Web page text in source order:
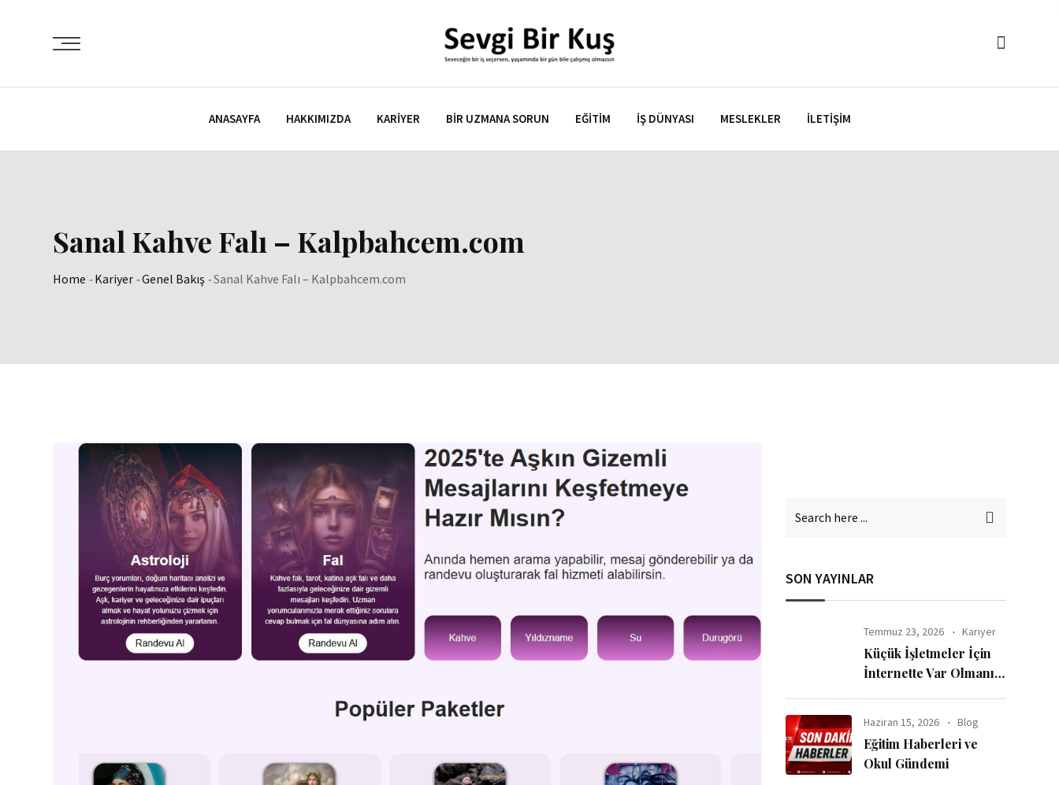
ANASAYFA HAKKIMIZDA KARIYER BIR UZMANA SORUN EĞITIM İŞ DÜNYASI MESLEKLER İLETIŞIM
Sanal Kahve Falı – Kalpbahcem.com
Home -Kariyer -Genel Bakış -Sanal Kahve Falı – Kalpbahcem.com
SON YAYINLAR
Temmuz 23, 2026 Kariyer
Küçük İşletmeler İçin
İnternette Var Olmanın
Haziran 15, 2026 Blog
Eğitim Haberleri ve
Okul Gündemi